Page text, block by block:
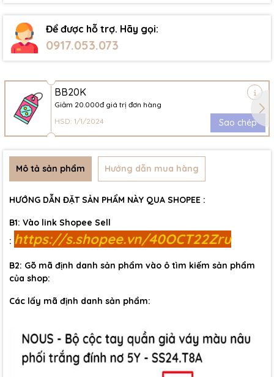
Để được hỗ trợ. Hãy gọi:
0917.053.073
BB20K
Giảm 20.000đ giá trị đơn hàng
HSD: 1/1/2024
Sao chép
Mô tả sản phẩm Hướng dẫn mua hàng
HƯỚNG DẪN ĐẶT SẢN PHẨM NÀY QUA SHOPEE :
B1: Vào link Shopee Sell
: https://s.shopee.vn/40OCT22Zru
B2: Gõ mã định danh sản phẩm vào ô tìm kiếm sản phẩm
của shop:
Các lấy mã định danh sản phẩm: